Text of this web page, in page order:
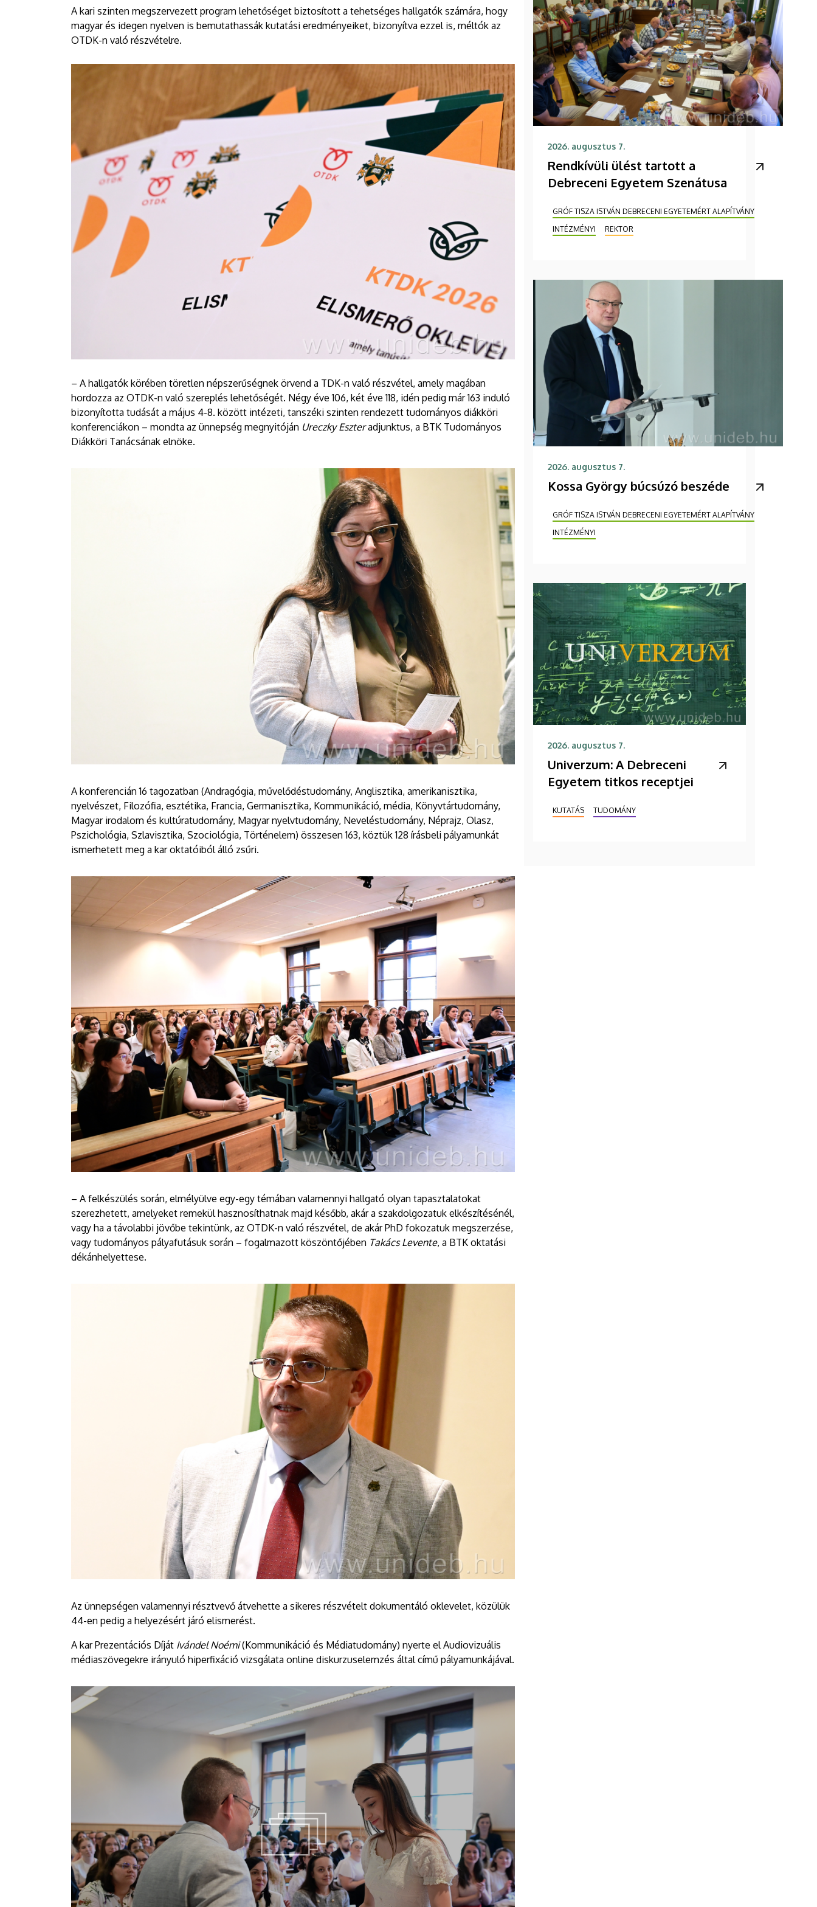
A kari szinten megszervezett program lehetőséget biztosított a tehetséges hallgatók számára, hogy
magyar és idegen nyelven is bemutathassák kutatási eredményeiket, bizonyítva ezzel is, méltók az
OTDK-n való részvételre.
– A hallgatók körében töretlen népszerűségnek örvend a TDK-n való részvétel, amely magában
hordozza az OTDK-n való szereplés lehetőségét. Négy éve 106, két éve 118, idén pedig már 163 induló
bizonyította tudását a május 4-8. között intézeti, tanszéki szinten rendezett tudományos diákköri
konferenciákon – mondta az ünnepség megnyitóján Ureczky Eszteradjunktus, a BTK Tudományos
Diákköri Tanácsának elnöke.
A konferencián 16 tagozatban (Andragógia, művelődéstudomány, Anglisztika, amerikanisztika,
nyelvészet, Filozófia, esztétika, Francia, Germanisztika, Kommunikáció, média, Könyvtártudomány,
Magyar irodalom és kultúratudomány, Magyar nyelvtudomány, Neveléstudomány, Néprajz, Olasz,
Pszichológia, Szlavisztika, Szociológia, Történelem) összesen 163, köztük 128 írásbeli pályamunkát
ismerhetett meg a kar oktatóiból álló zsűri.
– A felkészülés során, elmélyülve egy-egy témában valamennyi hallgató olyan tapasztalatokat
szerezhetett, amelyeket remekül hasznosíthatnak majd később, akár a szakdolgozatuk elkészítésénél,
vagy ha a távolabbi jövőbe tekintünk, az OTDK-n való részvétel, de akár PhD fokozatuk megszerzése,
vagy tudományos pályafutásuk során – fogalmazott köszöntőjében Takács Levente, a BTK oktatási
dékánhelyettese.
Az ünnepségen valamennyi résztvevő átvehette a sikeres részvételt dokumentáló oklevelet, közülük
44-en pedig a helyezésért járó elismerést.
A kar Prezentációs Díját Ivándel Noémi(Kommunikáció és Médiatudomány) nyerte el Audiovizuális
médiaszövegekre irányuló hiperfixáció vizsgálata online diskurzuselemzés által című pályamunkájával.
2026. augusztus 7.
Rendkívüli ülést tartott a
Debreceni Egyetem Szenátusa
GRÓF TISZA ISTVÁN DEBRECENI EGYETEMÉRT ALAPÍTVÁNY
INTÉZMÉNYI
REKTOR
2026. augusztus 7.
Kossa György búcsúzó beszéde
GRÓF TISZA ISTVÁN DEBRECENI EGYETEMÉRT ALAPÍTVÁNY
INTÉZMÉNYI
2026. augusztus 7.
Univerzum: A Debreceni
Egyetem titkos receptjei
KUTATÁS TUDOMÁNY